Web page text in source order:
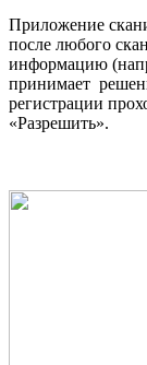
Приложение
после любого
информацию
принимает
регистрации
«Разрешить».